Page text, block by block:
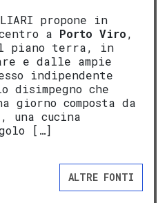
propone in
a Porto Viro,
piano terra, in
e dalle ampie
indipendente
disimpegno che
giorno composta da
una cucina
[…]
ALTRE FONTI